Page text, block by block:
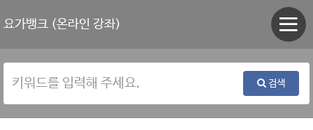
요가뱅크 (온라인 강좌)
검색